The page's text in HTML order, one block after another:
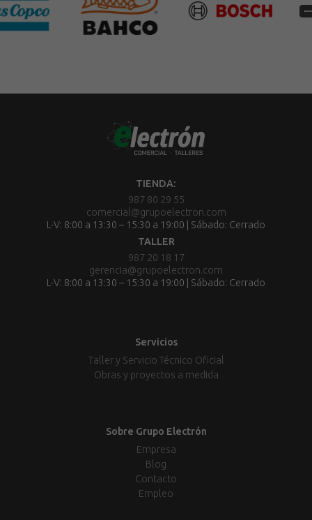
TIENDA:
987 80 29 55
comercial@grupoelectron.com
L-V: 8:00 a 13:30 – 15:30 a 19:00 | Sábado: Cerrado
TALLER
987 20 18 17
gerencia@grupoelectron.com
L-V: 8:00 a 13:30 – 15:30 a 19:00 | Sábado: Cerrado
Servicios
Taller y Servicio Técnico Oficial
Obras y proyectos a medida
Sobre Grupo Electrón
Empresa
Blog
Contacto
Empleo